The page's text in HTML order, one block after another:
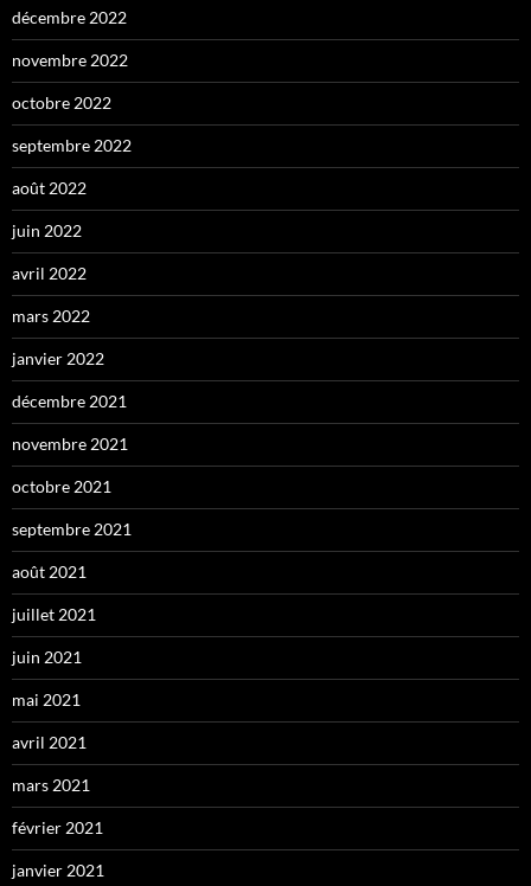
décembre 2022
novembre 2022
octobre 2022
septembre 2022
août 2022
juin 2022
avril 2022
mars 2022
janvier 2022
décembre 2021
novembre 2021
octobre 2021
septembre 2021
août 2021
juillet 2021
juin 2021
mai 2021
avril 2021
mars 2021
février 2021
janvier 2021